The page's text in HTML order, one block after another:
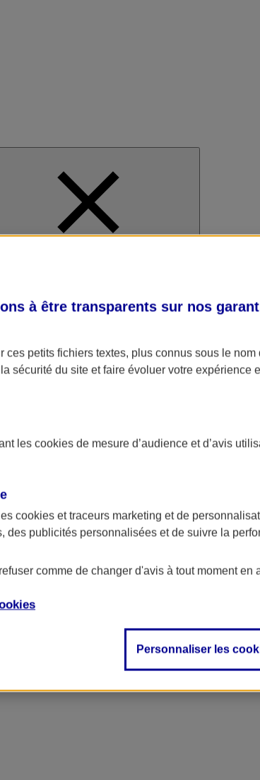
à être transparents sur nos
ces petits fichiers textes, plus connus sous le nom
sécurité du site et faire évoluer votre expérience
les cookies de mesure d’audience et d’avis
cookies et traceurs marketing et de
des publicités personnalisées et de suivre la
comme de changer d'avis à tout moment en
Personnaliser les